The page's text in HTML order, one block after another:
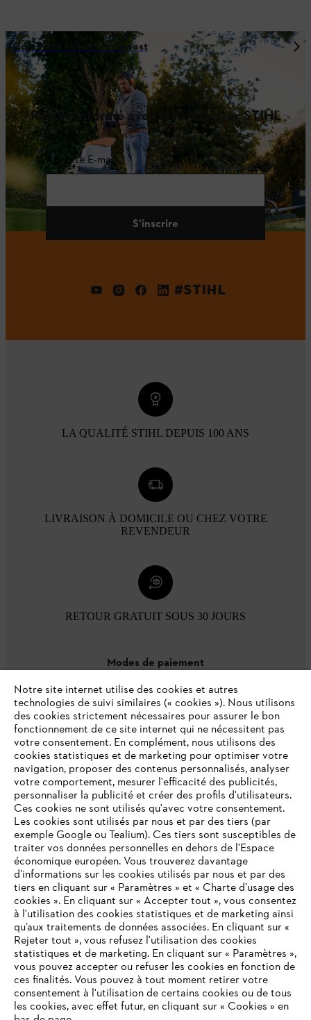
Comment faire un compost
Restez informé avec la newsletter STIHL
Adresse E-mail
S'inscrire
#STIHL
LA QUALITÉ STIHL DEPUIS 100 ANS
LIVRAISON À DOMICILE OU CHEZ VOTRE
REVENDEUR
RETOUR GRATUIT SOUS 30 JOURS
Modes de paiement
L'Entreprise
Questions / Réponses
Service
Conditions Générales de Vente
VOTRE NAVIGATEUR INTERNET
N'EST PLUS PRIS EN CHARGE
Vous utilisez un navigateur Internet que nous ne prenons plus
en charge, et certaines fonctionnalités de notre site ne
Notre site internet utilise des cookies et autres
technologies de suivi similaires (« cookies »). Nous utilisons
des cookies strictement nécessaires pour assurer le bon
fonctionnement de ce site internet qui ne nécessitent pas
votre consentement. En complément, nous utilisons des
cookies statistiques et de marketing pour optimiser votre
navigation, proposer des contenus personnalisés, analyser
votre comportement, mesurer l'efficacité des publicités,
personnaliser la publicité et créer des profils d'utilisateurs.
Ces cookies ne sont utilisés qu'avec votre consentement.
Les cookies sont utilisés par nous et par des tiers (par
exemple Google ou Tealium). Ces tiers sont susceptibles de
traiter vos données personnelles en dehors de l'Espace
économique européen. Vous trouverez davantage
d’informations sur les cookies utilisés par nous et par des
tiers en cliquant sur « Paramètres » et « Charte d’usage des
cookies ». En cliquant sur « Accepter tout », vous consentez
à l'utilisation des cookies statistiques et de marketing ainsi
qu’aux traitements de données associées. En cliquant sur «
Rejeter tout », vous refusez l'utilisation des cookies
statistiques et de marketing. En cliquant sur « Paramètres »,
vous pouvez accepter ou refuser les cookies en fonction de
ces finalités. Vous pouvez à tout moment retirer votre
consentement à l'utilisation de certains cookies ou de tous
les cookies, avec effet futur, en cliquant sur « Cookies » en